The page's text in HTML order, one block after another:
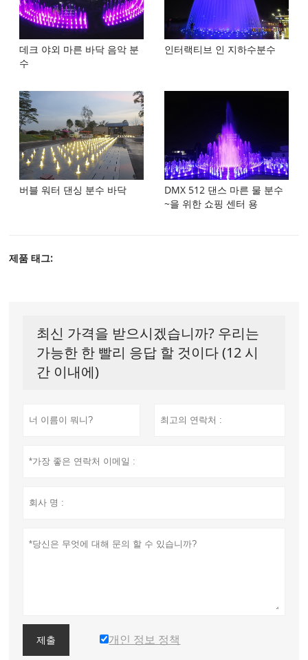
데크 야외 마른 바닥 음악 분
수
인터랙티브 인 지하수분수
버블 워터 댄싱 분수 바닥
DMX 512 댄스 마른 물 분수
~을 위한 쇼핑 센터 용
제품 태그:
최신 가격을 받으시겠습니까? 우리는
가능한 한 빨리 응답 할 것이다 (12 시
간 이내에)
제출 개인 정보 정책